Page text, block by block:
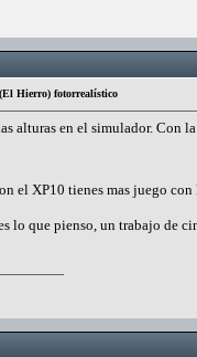
Hierro) fotorrealístico
alturas en el simulador. Con
el XP10 tienes mas juego
lo que pienso, un trabajo de